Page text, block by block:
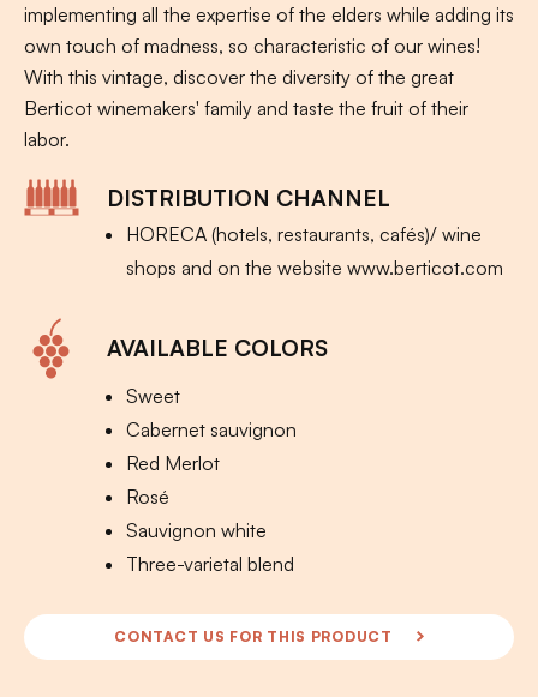
implementing all the expertise of the elders while adding its
own touch of madness, so characteristic of our wines!
With this vintage, discover the diversity of the great
Berticot winemakers' family and taste the fruit of their
labor.
DISTRIBUTION CHANNEL
HORECA (hotels, restaurants, cafés)/ wine
shops and on the website www.berticot.com
AVAILABLE COLORS
Sweet
Cabernet sauvignon
Red Merlot
Rosé
Sauvignon white
Three-varietal blend
CONTACT US FOR THIS PRODUCT